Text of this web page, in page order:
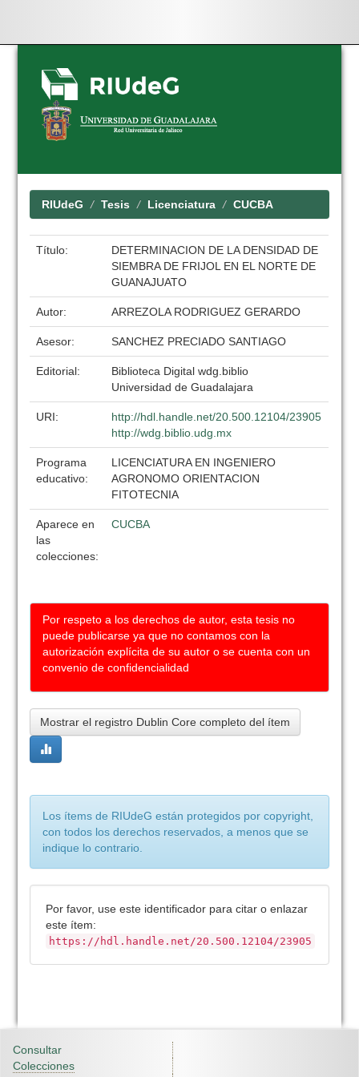
Skip
navigation
RIUdeG Tesis Licenciatura CUCBA
Título:
DETERMINACION DE LA DENSIDAD DE
SIEMBRA DE FRIJOL EN EL NORTE DE
GUANAJUATO
Autor: ARREZOLA RODRIGUEZ GERARDO
Asesor: SANCHEZ PRECIADO SANTIAGO
Editorial:
Biblioteca Digital wdg.biblio
Universidad de Guadalajara
URI:
http://hdl.handle.net/20.500.12104/23905
http://wdg.biblio.udg.mx
Programa
educativo:
LICENCIATURA EN INGENIERO
AGRONOMO ORIENTACION
FITOTECNIA
Aparece en
las
colecciones:
CUCBA
Por respeto a los derechos de autor, esta tesis no
puede publicarse ya que no contamos con la
autorización explícita de su autor o se cuenta con un
convenio de confidencialidad
Mostrar el registro Dublin Core completo del ítem
Los ítems de RIUdeG están protegidos por copyright,
con todos los derechos reservados, a menos que se
indique lo contrario.
Por favor, use este identificador para citar o enlazar
este ítem:
https://hdl.handle.net/20.500.12104/23905
Consultar
Colecciones